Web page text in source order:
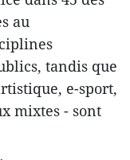
au
tandis que
e-sport,
mixtes - sont